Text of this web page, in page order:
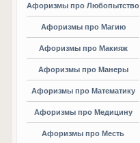
Афоризмы про Любопытство
Афоризмы про Магию
Афоризмы про Макияж
Афоризмы про Манеры
Афоризмы про Математику
Афоризмы про Медицину
Афоризмы про Месть